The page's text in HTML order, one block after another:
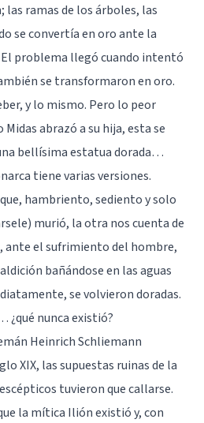
ramas de los árboles, las
se convertía en oro ante la
problema llegó cuando intentó
se transformaron en oro.
y lo mismo. Pero lo peor
abrazó a su hija, esta se
bellísima estatua dorada…
tiene varias versiones.
hambriento, sediento y solo
murió, la otra nos cuenta de
ante el sufrimiento del hombre,
bañándose en las aguas
se volvieron doradas.
¿qué nunca existió?
Heinrich Schliemann
XIX, las supuestas ruinas de la
tuvieron que callarse.
la mítica Ilión existió y, con